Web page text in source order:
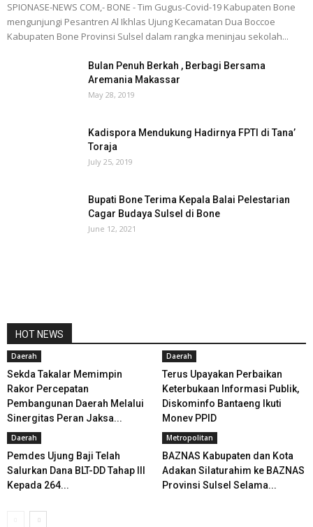
SPIONASE-NEWS COM,- BONE - Tim Gugus-Covid-19 Kabupaten Bone
mengunjungi Pesantren Al Ikhlas Ujung Kecamatan Dua Boccoe
Kabupaten Bone Provinsi Sulsel dalam rangka meninjau sekolah...
Bulan Penuh Berkah , Berbagi Bersama
Aremania Makassar
May 28, 2019
Kadispora Mendukung Hadirnya FPTI di Tana’
Toraja
July 25, 2019
Bupati Bone Terima Kepala Balai Pelestarian
Cagar Budaya Sulsel di Bone
June 12, 2021
HOT NEWS
Daerah
Sekda Takalar Memimpin
Rakor Percepatan
Pembangunan Daerah Melalui
Sinergitas Peran Jaksa...
Daerah
Terus Upayakan Perbaikan
Keterbukaan Informasi Publik,
Diskominfo Bantaeng Ikuti
Monev PPID
Daerah
Pemdes Ujung Baji Telah
Salurkan Dana BLT-DD Tahap III
Kepada 264...
Metropolitan
BAZNAS Kabupaten dan Kota
Adakan Silaturahim ke BAZNAS
Provinsi Sulsel Selama...